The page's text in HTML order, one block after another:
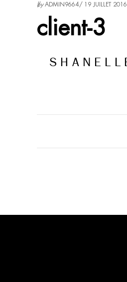
byADMIN9664 19 JUILLET 2016
client-3